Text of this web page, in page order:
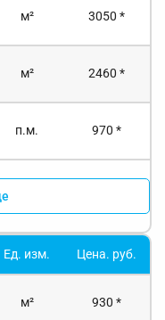
м² 3050 *
м² 2460 *
п.м. 970 *
Ед. изм. Цена. руб.
м² 930 *